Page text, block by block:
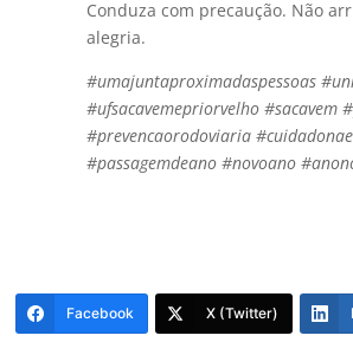
Conduza com precaução. Não
alegria.
#umajuntaproximadaspessoas
#ufsacavemepriorvelho #sacavem
#prevencaorodoviaria
#passagemdeano #novoano
Facebook X (Twitter)